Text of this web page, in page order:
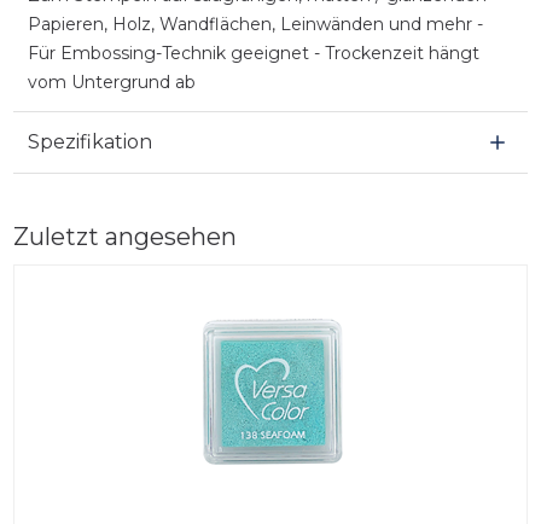
Papieren, Holz, Wandflächen, Leinwänden und mehr -
Für Embossing-Technik geeignet - Trockenzeit hängt
vom Untergrund ab
Spezifikation
Zuletzt angesehen